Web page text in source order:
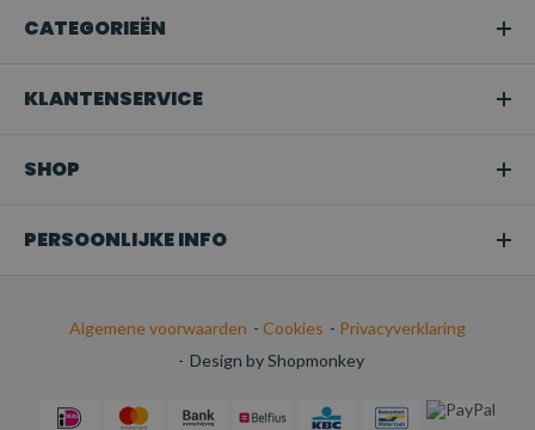
CATEGORIEËN
KLANTENSERVICE
SHOP
PERSOONLIJKE INFO
Algemene voorwaarden - Cookies - Privacyverklaring
- Design by Shopmonkey